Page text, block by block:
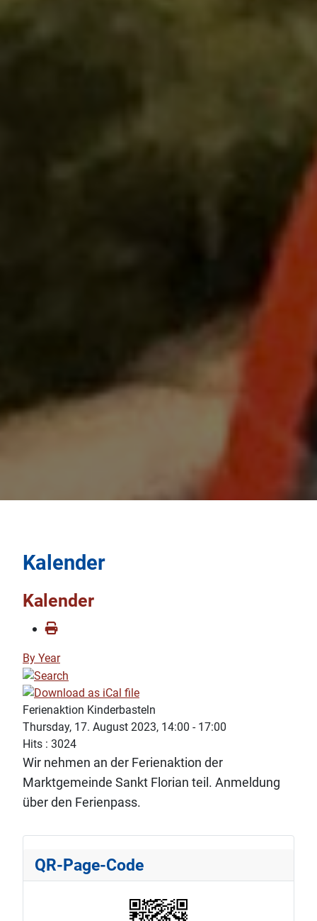
Kalender
Kalender
By Year
Ferienaktion Kinderbasteln
Thursday, 17. August 2023, 14:00 - 17:00
Hits : 3024
Wir nehmen an der Ferienaktion der
Marktgemeinde Sankt Florian teil. Anmeldung
über den Ferienpass.
QR-Page-Code